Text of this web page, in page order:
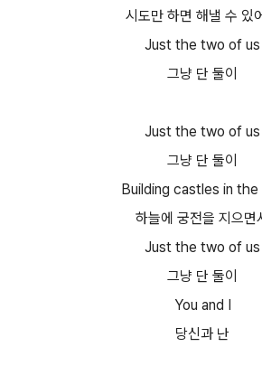
시도만 하면 해낼 수 있
Just the two of us
그냥 단 둘이
Just the two of us
그냥 단 둘이
Building castles in the
하늘에 궁전을 지으면
Just the two of us
그냥 단 둘이
You and I
당신과 난